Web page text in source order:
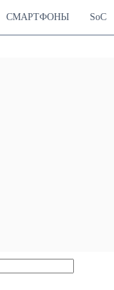
СМАРТФОНЫ SoC